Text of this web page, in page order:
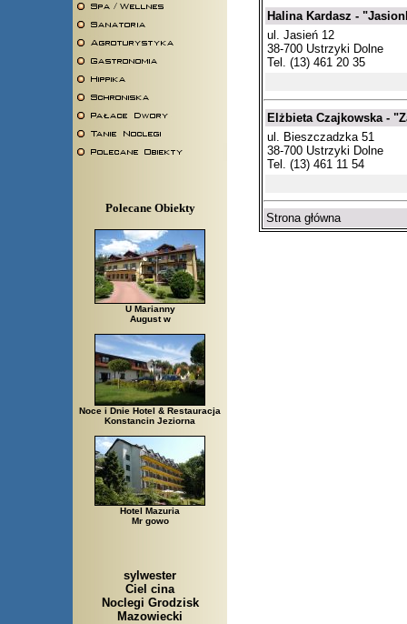
Polecane Obiekty
U Marianny
August w
Noce i Dnie Hotel & Restauracja
Konstancin Jeziorna
Hotel Mazuria
Mr gowo
sylwester
Ciel cina
Noclegi Grodzisk
Mazowiecki
Halina Kardasz -
ul. Jasień 12
38-700 Ustrzyki Dolne
Tel. (13) 461 20 35
Elżbieta Czajkowska -
ul. Bieszczadzka 51
38-700 Ustrzyki Dolne
Tel. (13) 461 11 54
Strona główna